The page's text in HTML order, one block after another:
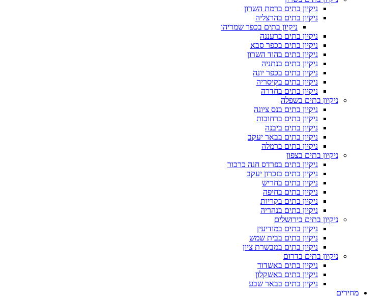
ניקיון בתים ברמת השרון
ניקיון בתים בהרצליה
ניקיון בתים בכפר שמריהו
ניקיון בתים ברעננה
ניקיון בתים בכפר סבא
ניקיון בתים בהוד השרון
ניקיון בתים בנתניה
ניקיון בתים בכפר יונה
ניקיון בתים בקיסריה
ניקיון בתים בחדרה
ניקיון בתים בשפלה
ניקיון בתים בנס ציונה
ניקיון בתים ברחובות
ניקיון בתים ביבנה
ניקיון בתים בבאר יעקב
ניקיון בתים ברמלה
ניקיון בתים בצפון
ניקיון בתים בפרדס חנה כרכור
ניקיון בתים בזכרון יעקב
ניקיון בתים בחריש
ניקיון בתים בחיפה
ניקיון בתים בקריות
ניקיון בתים בנהריה
ניקיון בתים בירושלים
ניקיון בתים במודיעין
ניקיון בתים בבית שמש
ניקיון בתים במבשרת ציון
ניקיון בתים בדרום
ניקיון בתים באשדוד
ניקיון בתים באשקלון
ניקיון בתים בבאר שבע
מחירים